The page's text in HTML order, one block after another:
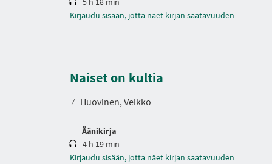
Kirjaudu sisään, jotta näet kirjan saatavuuden
Naiset on kultia
⁄ Huovinen, Veikko
Äänikirja
K
s
t
4 h 19 min
Kirjaudu sisään, jotta näet kirjan saatavuuden